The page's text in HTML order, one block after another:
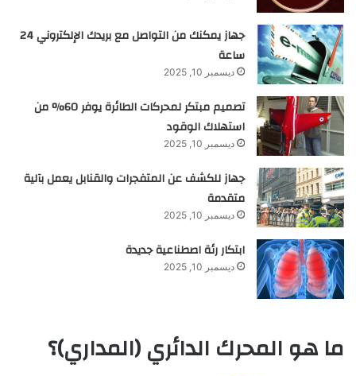
جهاز يمكنك من التواصل مع بريدك الإلكتروني 24
ساعة
ديسمبر 10, 2025
تصميم مبتكر لمحركات الطائرة يوفر 60% من
استهلاك الوقود
ديسمبر 10, 2025
جهاز للكشف عن المتفجرات والقنابل يعمل بآلية
متقدمة
ديسمبر 10, 2025
ابتكار رئة اصطناعية جديدة
ديسمبر 10, 2025
ما هو المحرك الدائري (المداري)؟